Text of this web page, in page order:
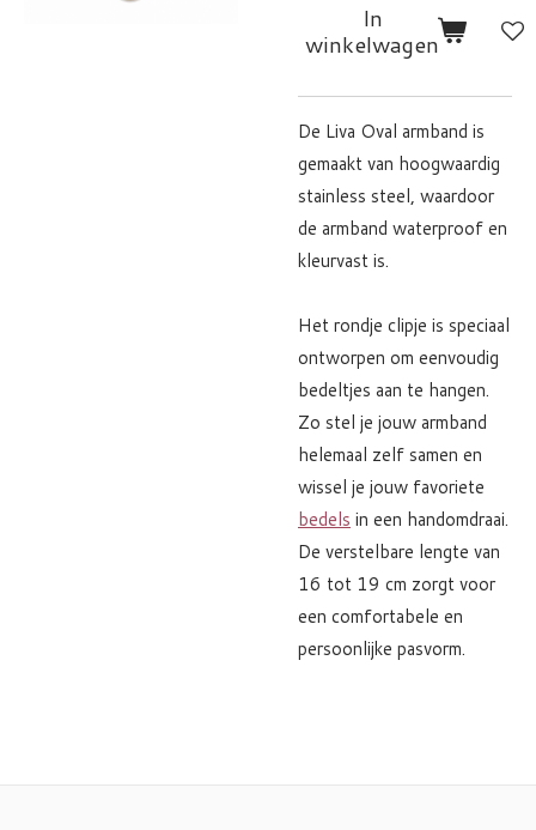
In
winkelwagen
De Liva Oval armband is
gemaakt van hoogwaardig
stainless steel, waardoor
de armband waterproof en
kleurvast is.
Het rondje clipje is speciaal
ontworpen om eenvoudig
bedeltjes aan te hangen.
Zo stel je jouw armband
helemaal zelf samen en
wissel je jouw favoriete
bedels in een handomdraai.
De verstelbare lengte van
16 tot 19 cm zorgt voor
een comfortabele en
persoonlijke pasvorm.